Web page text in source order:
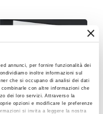
annunci, per fornire funzionalità dei
inoltre informazioni sul
che si occupano di analisi dei dati
con altre informazioni che
dei loro servizi. Attraverso la
opzioni e modificare le preferenze
si invita a leggere la nostra